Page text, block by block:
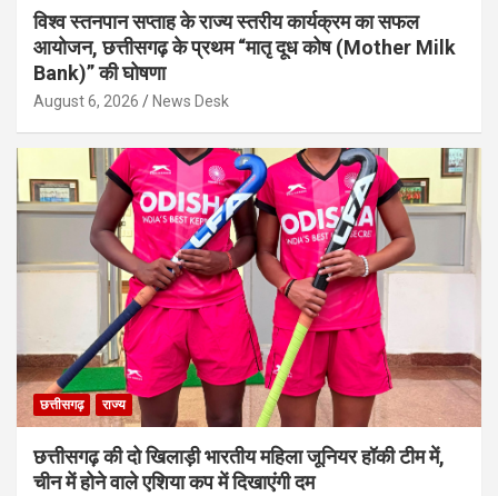
विश्व स्तनपान सप्ताह के राज्य स्तरीय कार्यक्रम का सफल
आयोजन, छत्तीसगढ़ के प्रथम “मातृ दूध कोष (Mother Milk
Bank)” की घोषणा
August 6, 2026 News Desk
छत्तीसगढ़ राज्य
छत्तीसगढ़ की दो खिलाड़ी भारतीय महिला जूनियर हॉकी टीम में,
चीन में होने वाले एशिया कप में दिखाएंगी दम